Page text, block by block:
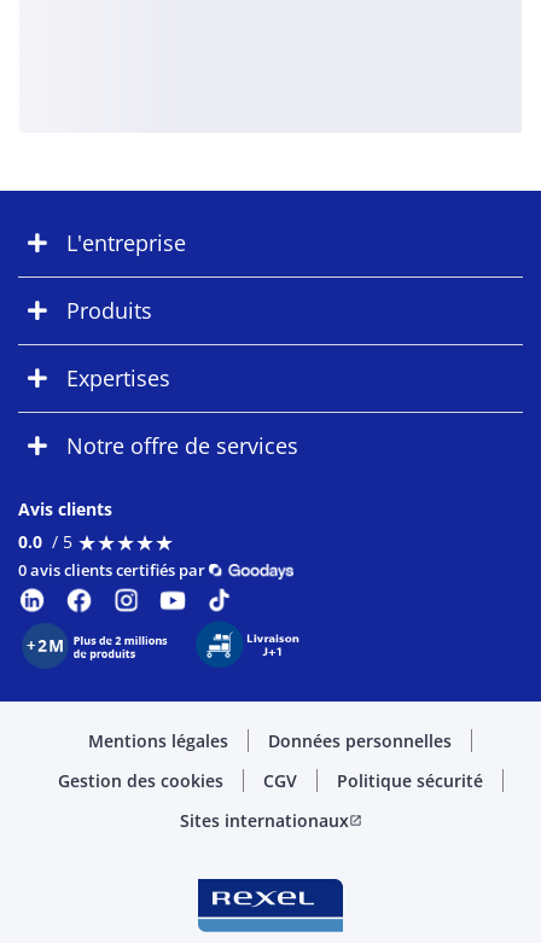
L'entreprise
Produits
Expertises
Notre offre de services
Avis clients
0.0 / 5 ★★★★★
★★★★★
0 avis clients certifiés par
Mentions légales
Données personnelles
Gestion des cookies
CGV
Politique sécurité
Sites internationauxopen_in_new